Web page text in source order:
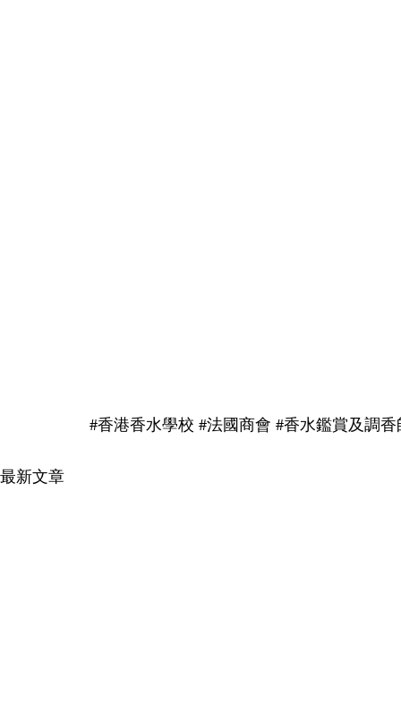
#香港香水學校 #法國商會 #香水鑑賞及調
最新文章